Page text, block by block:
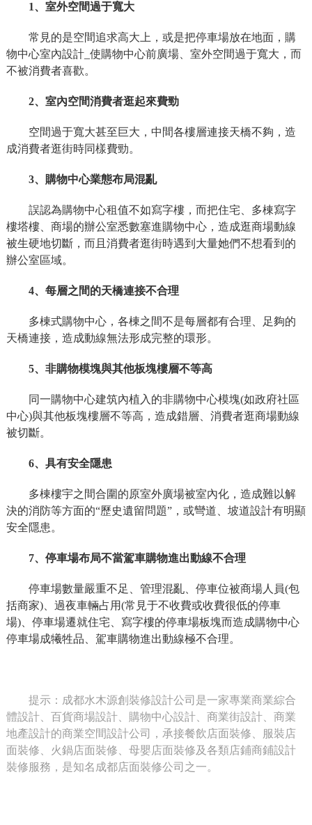
1、室外空間過于寬大
常見的是空間追求高大上，或是把停車場放在地面，購
物中心室內設計_使購物中心前廣場、室外空間過于寬大，而
不被消費者喜歡。
2、室內空間消費者逛起來費勁
空間過于寬大甚至巨大，中間各樓層連接天橋不夠，造
成消費者逛街時同樣費勁。
3、購物中心業態布局混亂
誤認為購物中心租值不如寫字樓，而把住宅、多棟寫字
樓塔樓、商場的辦公室悉數塞進購物中心，造成逛商場動線
被生硬地切斷，而且消費者逛街時遇到大量她們不想看到的
辦公室區域。
4、每層之間的天橋連接不合理
多棟式購物中心，各棟之間不是每層都有合理、足夠的
天橋連接，造成動線無法形成完整的環形。
5、非購物模塊與其他板塊樓層不等高
同一購物中心建筑內植入的非購物中心模塊(如政府社區
中心)與其他板塊樓層不等高，造成錯層、消費者逛商場動線
被切斷。
6、具有安全隱患
多棟樓宇之間合圍的原室外廣場被室內化，造成難以解
決的消防等方面的“歷史遺留問題”，或彎道、坡道設計有明顯
安全隱患。
7、停車場布局不當駕車購物進出動線不合理
停車場數量嚴重不足、管理混亂、停車位被商場人員(包
括商家)、過夜車輛占用(常見于不收費或收費很低的停車
場)、停車場遷就住宅、寫字樓的停車場板塊而造成購物中心
停車場成犧牲品、駕車購物進出動線極不合理。
提示：成都水木源創裝修設計公司是一家專業商業綜合
體設計、百貨商場設計、購物中心設計、商業街設計、商業
地產設計的商業空間設計公司，承接餐飲店面裝修、服裝店
面裝修、火鍋店面裝修、母嬰店面裝修及各類店鋪商鋪設計
裝修服務，是知名成都店面裝修公司之一。